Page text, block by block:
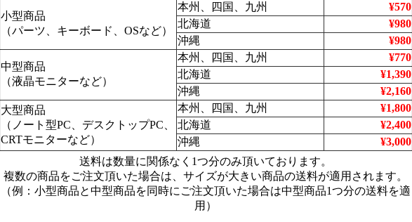
小型商品
（パーツ、キーボード、OSなど）
本州、四国、九州
¥570
北海道
¥980
沖縄
¥980
中型商品
（液晶モニターなど）
本州、四国、九州
¥770
北海道
¥1,390
沖縄
¥2,160
大型商品
（ノート型PC、デスクトップPC、
CRTモニターなど）
本州、四国、九州
¥1,800
北海道
¥2,400
沖縄
¥3,000
送料は数量に関係なく1つ分のみ頂いております。
複数の商品をご注文頂いた場合は、サイズが大きい商品の送料が適用されます。
（例：小型商品と中型商品を同時にご注文頂いた場合は中型商品1つ分の送料を適
用）